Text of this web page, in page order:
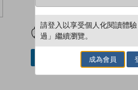
試閲 加
加入／閱讀電子書
請登入以享受個人化閱讀體
過」繼續瀏覽。
成為會員